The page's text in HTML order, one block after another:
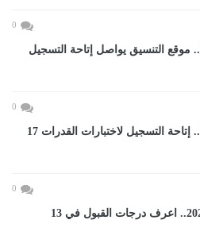
0
تنسيق الجامعات 2026.. موقع التنسيق يواصل إتاحة التسجيل
0
تنسيق الجامعات 2026.. إتاحة التسجيل لاختبارات القدرات 17
0
تنسيق الثانوى العام 2027.. اعرف درجات القبول في 13